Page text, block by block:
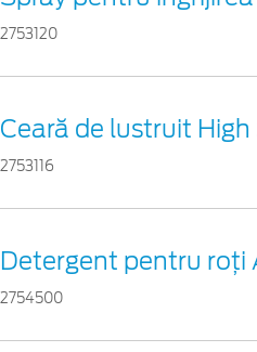
2753120
Ceară de lustruit High
2753116
Detergent pentru roți
2754500